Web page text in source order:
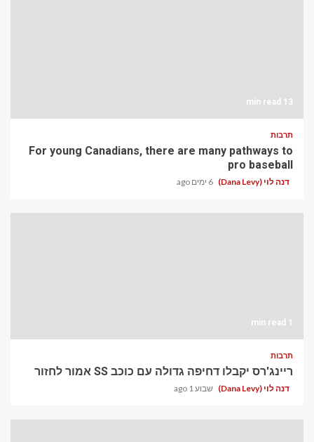
13 min read
תרבות
For young Canadians, there are many pathways to
pro baseball
דנה לוי (Dana Levy) 6 ימים ago
1 min read
תרבות
ריינג'רס יקבלו דחיפה גדולה עם כוכב SS אמור לחזור
דנה לוי (Dana Levy) שבוע 1 ago